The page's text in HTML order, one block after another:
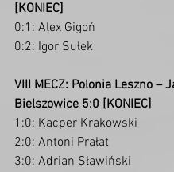
[KONIEC]
0:1: Alex Gigoń
0:2: Igor Sułek
VIII MECZ: Polonia Leszno –
Bielszowice 5:0 [KONIEC]
1:0: Kacper Krakowski
2:0: Antoni Prałat
3:0: Adrian Sławiński